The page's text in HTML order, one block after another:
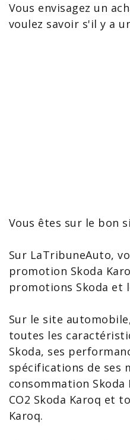
Vous envisagez un
voulez savoir s'il y a
Vous êtes sur le bon
Sur LaTribuneAuto,
promotion Skoda
promotions Skoda et
Sur le site
toutes les
Skoda, ses
spécifications de ses
consommation Skoda
CO2 Skoda Karoq et
Karoq.